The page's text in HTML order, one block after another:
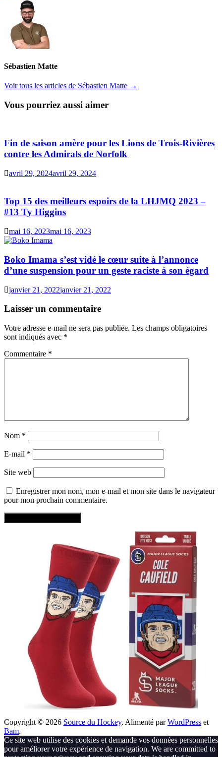
Sébastien Matte
Voir tous les articles de Sébastien Matte →
Vous pourriez aussi aimer
Fin de saison amère pour les Lions de Trois-Rivières
contre les Admirals de Norfolk
avril 29, 2024avril 29, 2024
Top 15 des meilleurs espoirs de la LHJMQ 2023 –
#13 Ty Higgins
mai 16, 2023mai 16, 2023
Boko Imama s’est vidé le cœur suite à l’annonce
d’une suspension pour un geste raciste à son égard
janvier 21, 2022janvier 21, 2022
Laisser un commentaire
Votre adresse e-mail ne sera pas publiée. Les champs obligatoires
sont indiqués avec *
Commentaire *
Nom *
E-mail *
Site web
Enregistrer mon nom, mon e-mail et mon site dans le navigateur
pour mon prochain commentaire.
Copyright © 2026 Source du Hockey. Alimenté parWordPress et
Bam.
Ce site web utilise des cookies et demande vos données personnelles
pour améliorer votre expérience de navigation. We are committed to